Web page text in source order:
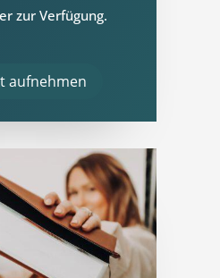
zur Verfügung.
aufnehmen